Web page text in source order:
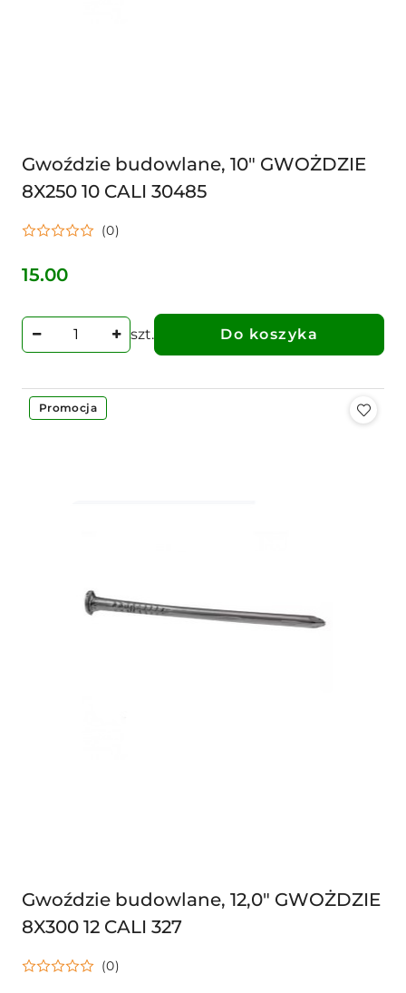
Gwoździe budowlane, 10" GWOŻDZIE
8X250 10 CALI 30485
(0)
Cena:
15.00
szt. Do koszyka
Promocja
Gwoździe budowlane, 12,0" GWOŻDZIE
8X300 12 CALI 327
(0)